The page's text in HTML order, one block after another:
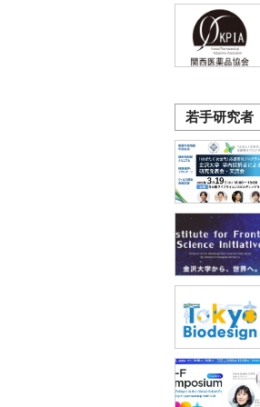
若手研究者